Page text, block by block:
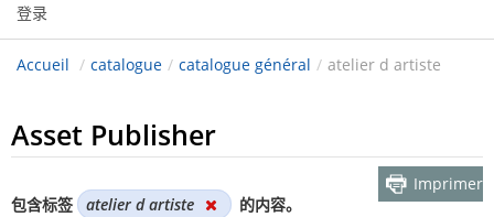
登录
Accueil / catalogue / catalogue général / atelier d artiste
Asset Publisher
包含标签 atelier d artiste 的内容。
Imprimer